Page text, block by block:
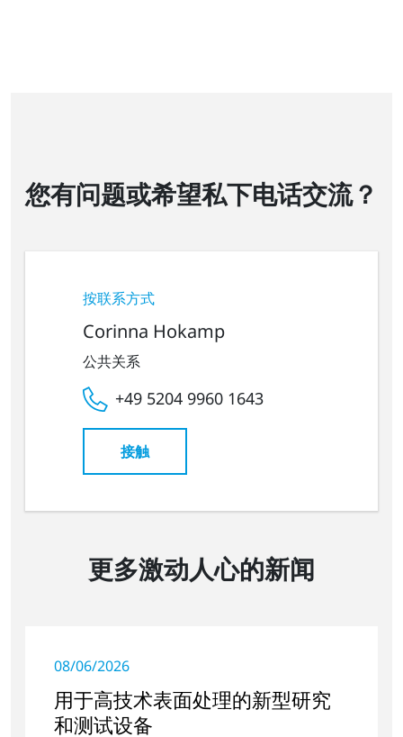
您有问题或希望私下电话交流？
按联系方式
Corinna Hokamp
公共关系
+49 5204 9960 1643
接触
更多激动人心的新闻
08/06/2026
用于高技术表面处理的新型研究
和测试设备